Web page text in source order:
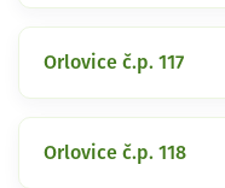
Orlovice č.p. 117
Orlovice č.p. 118